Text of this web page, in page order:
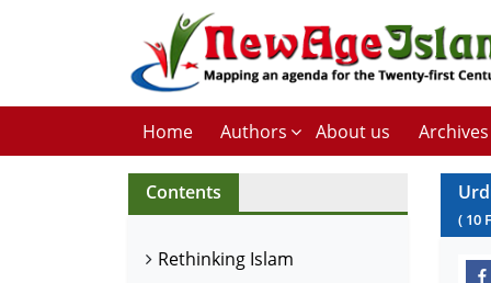
Home Authors About us Archives
Contents
Rethinking Islam
( 10